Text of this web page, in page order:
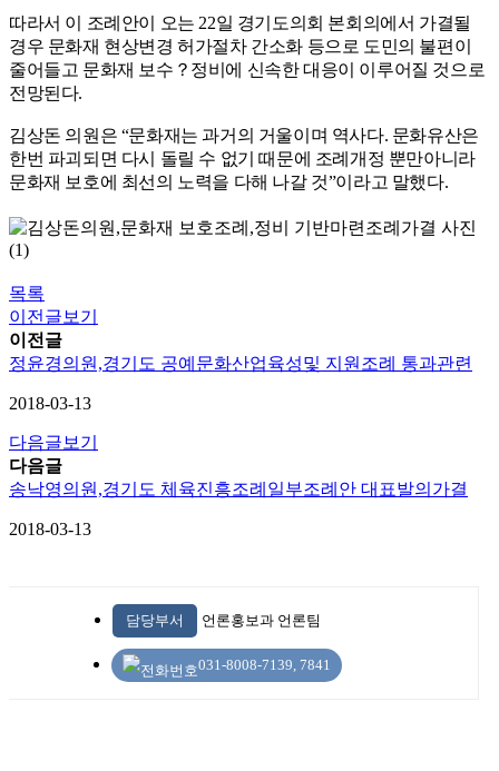
따라서 이 조례안이 오는 22일 경기도의회 본회의에서 가결될
경우 문화재 현상변경 허가절차 간소화 등으로 도민의 불편이
줄어들고 문화재 보수 ？ 정비에 신속한 대응이 이루어질 것으로
전망된다.
김상돈 의원은 “문화재는 과거의 거울이며 역사다. 문화유산은
한번 파괴되면 다시 돌릴 수 없기 때문에 조례개정 뿐만아니라
문화재 보호에 최선의 노력을 다해 나갈 것”이라고 말했다.
목록
이전글보기
이전글
정윤경의원,경기도 공예문화산업육성및 지원조례 통과관련
2018-03-13
다음글보기
다음글
송낙영의원,경기도 체육진흥조례일부조례안 대표발의가결
2018-03-13
담당부서 언론홍보과 언론팀
031-8008-7139, 7841